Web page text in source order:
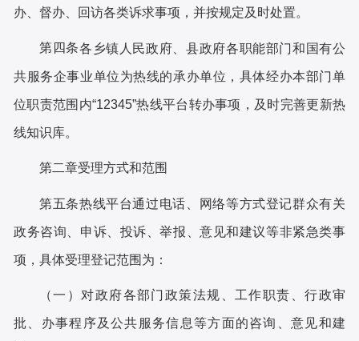
办、督办、回访各类诉求事项，并按规定及时处置。
第四条各乡镇人民政府、县政府各职能部门和国有公
共服务企事业单位为热线的承办单位，具体经办本部门单
位职责范围内“12345”热线平台转办事项，及时完善更新热
线知识库。
第二章受理方式和范围
第五条热线平台通过电话、网络等方式登记群众有关
政务咨询、申诉、投诉、举报、意见和建议等非紧急类事
项，具体受理登记范围为：
（一）对政府各部门政策法规、工作职责、行政审
批、办事程序及公共服务信息等方面的咨询、意见和建